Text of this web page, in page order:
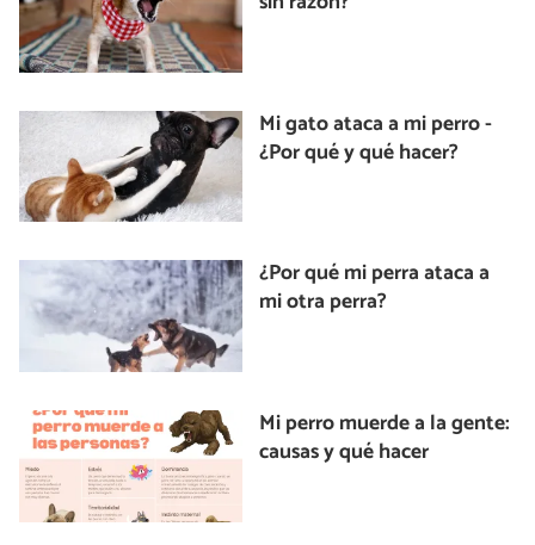
Mi gato ataca a mi perro -
¿Por qué y qué hacer?
¿Por qué mi perra ataca a
mi otra perra?
Mi perro muerde a la gente:
causas y qué hacer